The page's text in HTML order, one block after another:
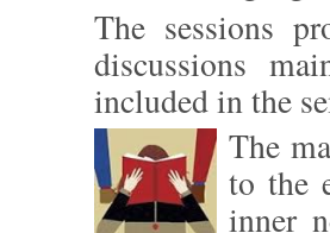
The sessions
discussions
included in the
The
to the
inner